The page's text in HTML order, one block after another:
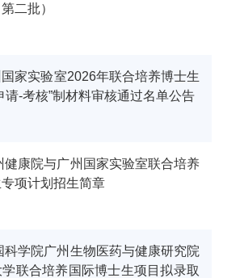
二批）
家实验室2026年联合培养博士生
请-考核”制材料审核通过名单公告
健康院与广州国家实验室联合培养
项计划招生简章
科学院广州生物医药与健康研究院
联合培养国际博士生项目拟录取